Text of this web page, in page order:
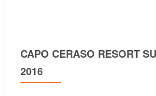
CAPO CERASO RESORT
2016